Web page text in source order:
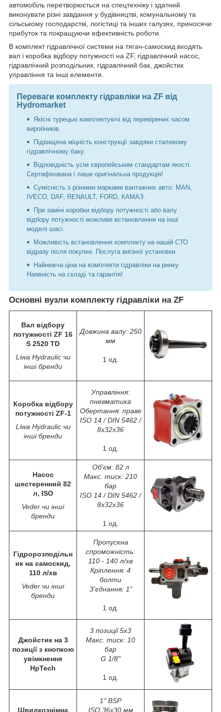
автомобіль перетворюється на спецтехніку і здатний
виконувати різні завдання у будівництві, комунальному та
сільському господарстві, логістиці та інших галузях, приносячи
прибуток та покращуючи ефективність роботи.
В комплект гідравлічної системи на тягач-самоскид входять
вал і коробка відбору потужності на ZF, гідравлічний насос,
гідравлічний розподільник, гідравлічний бак, джойстик
управління та інші елементи.
Переваги комплекту гідравліки на ZF від
Hydromarket
Якісні турецькі комплектуючі від перевірених часом
виробників.
Підвищена міцність конструкції завдяки сталевому
гідравлічному баку.
Відповідність усім європейським стандартам якості.
Сертифікована і лише оригінальна продукція!
Сумісність з різними марками вантажних авто: MAN,
IVECO, DAF, RENAULT, FORD, КАМАЗ.
При заміні коробки відбору потужності або валу
відбору потужності можливе встановлення на інші
моделі шасі.
Можливість встановлення комплекту на нашій СТО
відразу після покупки. Послуга виїзної установки.
Найнижча ціна на комплекти гідравліки на ринку.
Наявність на складі та гарантія!
Основні вузли комплекту гідравліки на ZF
Вал відбору
потужності ZF 16
S 2520 TD
Liwa Hydraulic чи
інші бренди
Довжина валу: 250
мм
1 од.
Коробка відбору
потужності ZF-1
Liwa Hydraulic чи
інші бренди
Управління:
пневматика
Обертання: праве
ISO 14 / DIN 5462 /
8x32x36
1 од.
Насос
шестеренний 82
л, ISO
Veder чи інші
бренди
Об'єм: 82 л
Макс. тиск: 210
бар
ISO 14 / DIN 5462 /
8x32x36
1 од.
Гідророзподільн
ик на самоскид,
110 л/хв
Veder чи інші
бренди
Пропускна
спроможність:
110 - 140 л/хв
Кріплення: 4
болти
З'єднання: 1”
1 од.
Джойстик на 3
позиції з кнопкою
увімкнення
HpTech
3 позиції 5x3
Макс. тиск: 10
бар
G 1/8"
1 од.
Швидкознімна
1" BSP
ISO 36x30 мм